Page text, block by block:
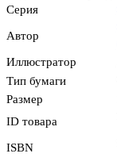
Серия
Автор
Иллюстратор
Тип бумаги
Размер
ID товара
ISBN